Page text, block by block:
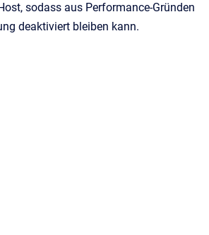
sodass aus Performance-Gründen
deaktiviert bleiben kann.